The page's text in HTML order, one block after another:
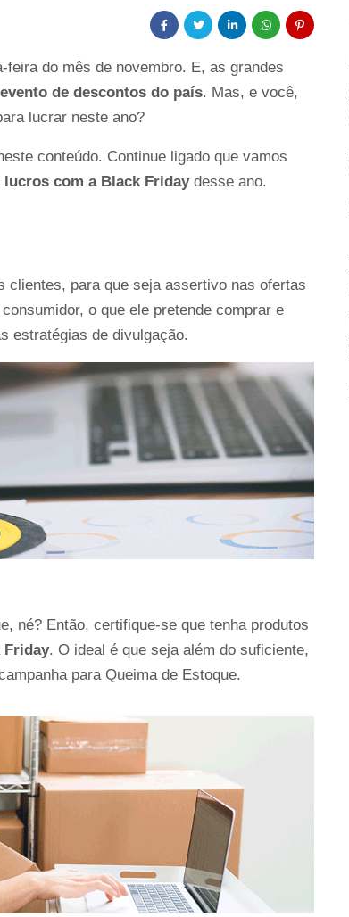
do mês de novembro. E, as grandes
de descontos do país. Mas, e você,
lucrar neste ano?
conteúdo. Continue ligado que vamos
lucros com a Black Friday desse ano.
clientes, para que seja assertivo nas ofertas
o que ele pretende comprar e
estratégias de divulgação.
né? Então, certifique-se que tenha produtos
Friday. O ideal é que seja além do suficiente,
para Queima de Estoque.